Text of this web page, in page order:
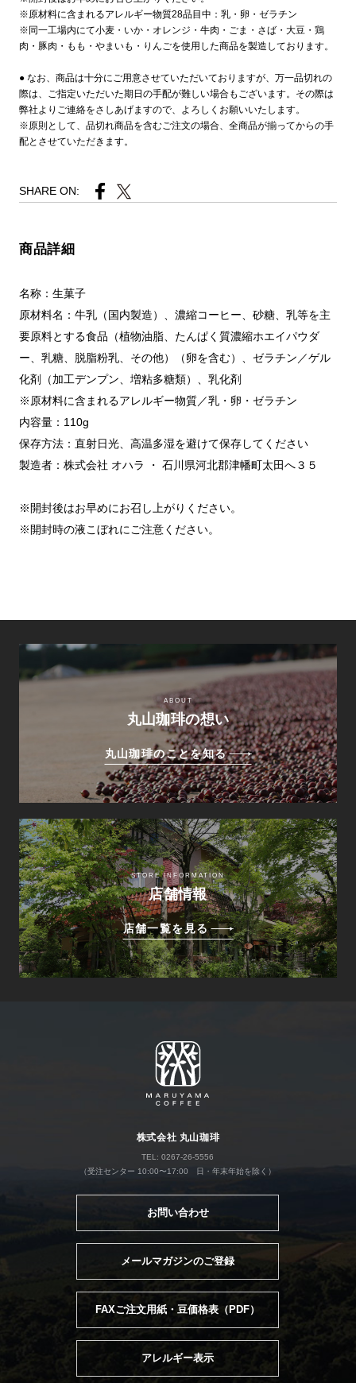
※原材料に含まれるアレルギー物質28品目中：乳・卵・ゼラチン
※同一工場内にて小麦・いか・オレンジ・牛肉・ごま・さば・大豆・鶏
肉・豚肉・もも・やまいも・りんごを使用した商品を製造しております。
● なお、商品は十分にご用意させていただいておりますが、万一品切れの
際は、ご指定いただいた期日の手配が難しい場合もございます。その際は
弊社よりご連絡をさしあげますので、よろしくお願いいたします。
※原則として、品切れ商品を含むご注文の場合、全商品が揃ってからの手
配とさせていただきます。
SHARE ON:
商品詳細
名称：生菓子
原材料名：牛乳（国内製造）、濃縮コーヒー、砂糖、乳等を主
要原料とする食品（植物油脂、たんぱく質濃縮ホエイパウダ
ー、乳糖、脱脂粉乳、その他）（卵を含む）、ゼラチン／ゲル
化剤（加工デンプン、増粘多糖類）、乳化剤
※原材料に含まれるアレルギー物質／乳・卵・ゼラチン
内容量：110g
保存方法：直射日光、高温多湿を避けて保存してください
製造者：株式会社 オハラ ・ 石川県河北郡津幡町太田へ３５
※開封後はお早めにお召し上がりください。
※開封時の液こぼれにご注意ください。
ABOUT
丸山珈琲の想い
丸山珈琲のことを知る
STORE INFORMATION
店舗情報
店舗一覧を見る
株式会社 丸山珈琲
TEL: 0267-26-5556
（受注センター 10:00〜17:00 日・年末年始を除く）
お問い合わせ
メールマガジンのご登録
FAXご注文用紙・豆価格表（PDF）
アレルギー表示